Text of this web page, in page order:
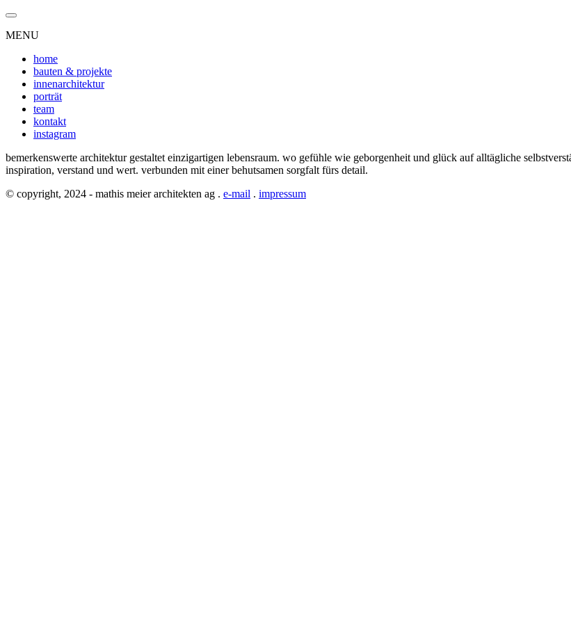
MENU
home
bauten & projekte
innenarchitektur
porträt
team
kontakt
instagram
bemerkenswerte architektur gestaltet einzigartigen lebensraum. wo gefühle wie geborgenheit und glück auf alltägliche
inspiration, verstand und wert. verbunden mit einer behutsamen sorgfalt fürs detail.
© copyright, 2024 - mathis meier architekten ag . e-mail . impressum